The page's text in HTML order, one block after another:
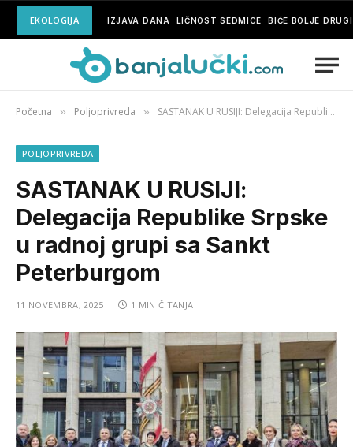
EKOLOGIJA IZJAVA DANA LIČNOST SEDMICE BIĆE BOLJE
Početna » Poljoprivreda » SASTANAK U RUSIJI: Delegacija Republike Srpske u radnoj grupi sa Sankt Peterburgom
POLJOPRIVREDA
SASTANAK U RUSIJI:
Delegacija Republike Srpske
u radnoj grupi sa Sankt
Peterburgom
11 NOVEMBRA, 2025 1 MIN ČITANJA